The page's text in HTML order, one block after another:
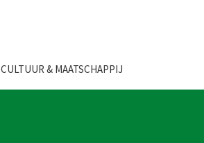
CULTUUR & MAATSCHAPPIJ